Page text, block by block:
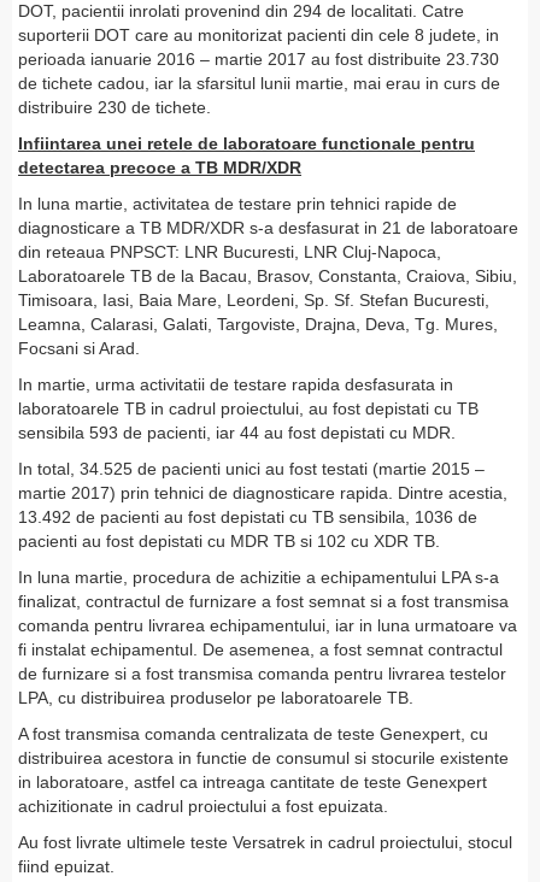
DOT, pacientii inrolati provenind din 294 de localitati. Catre
suporterii DOT care au monitorizat pacienti din cele 8 judete, in
perioada ianuarie 2016 – martie 2017 au fost distribuite 23.730
de tichete cadou, iar la sfarsitul lunii martie, mai erau in curs de
distribuire 230 de tichete.
Infiintarea unei retele de laboratoare functionale pentru
detectarea precoce a TB MDR/XDR
In luna martie, activitatea de testare prin tehnici rapide de
diagnosticare a TB MDR/XDR s-a desfasurat in 21 de laboratoare
din reteaua PNPSCT: LNR Bucuresti, LNR Cluj-Napoca,
Laboratoarele TB de la Bacau, Brasov, Constanta, Craiova, Sibiu,
Timisoara, Iasi, Baia Mare, Leordeni, Sp. Sf. Stefan Bucuresti,
Leamna, Calarasi, Galati, Targoviste, Drajna, Deva, Tg. Mures,
Focsani si Arad.
In martie, urma activitatii de testare rapida desfasurata in
laboratoarele TB in cadrul proiectului, au fost depistati cu TB
sensibila 593 de pacienti, iar 44 au fost depistati cu MDR.
In total, 34.525 de pacienti unici au fost testati (martie 2015 –
martie 2017) prin tehnici de diagnosticare rapida. Dintre acestia,
13.492 de pacienti au fost depistati cu TB sensibila, 1036 de
pacienti au fost depistati cu MDR TB si 102 cu XDR TB.
In luna martie, procedura de achizitie a echipamentului LPA s-a
finalizat, contractul de furnizare a fost semnat si a fost transmisa
comanda pentru livrarea echipamentului, iar in luna urmatoare va
fi instalat echipamentul. De asemenea, a fost semnat contractul
de furnizare si a fost transmisa comanda pentru livrarea testelor
LPA, cu distribuirea produselor pe laboratoarele TB.
A fost transmisa comanda centralizata de teste Genexpert, cu
distribuirea acestora in functie de consumul si stocurile existente
in laboratoare, astfel ca intreaga cantitate de teste Genexpert
achizitionate in cadrul proiectului a fost epuizata.
Au fost livrate ultimele teste Versatrek in cadrul proiectului, stocul
fiind epuizat.